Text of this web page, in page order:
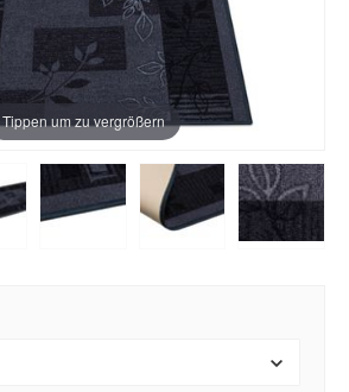
Tippen um zu vergrößern